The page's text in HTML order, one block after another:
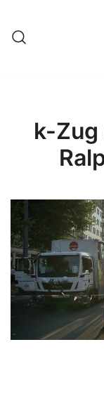
zum
Inhalt
k-Zug